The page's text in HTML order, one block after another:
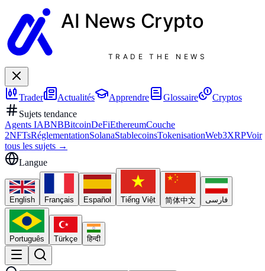
AI News Crypto
TRADE THE NEWS
Trader Actualités Apprendre Glossaire
Cryptos
Sujets tendance
Agents IABNBBitcoinDeFiEthereumCouche
2NFTsRéglementationSolanaStablecoinsTokenisationWeb3XRPVoir
tous les sujets →
Langue
English Français Español Tiếng Việt 简体中文 فارسی
Português Türkçe हिन्दी